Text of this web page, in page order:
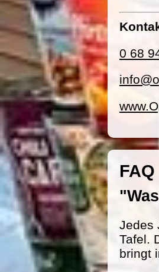
0 68
FAQ
Jedes
Tafel.
bringt